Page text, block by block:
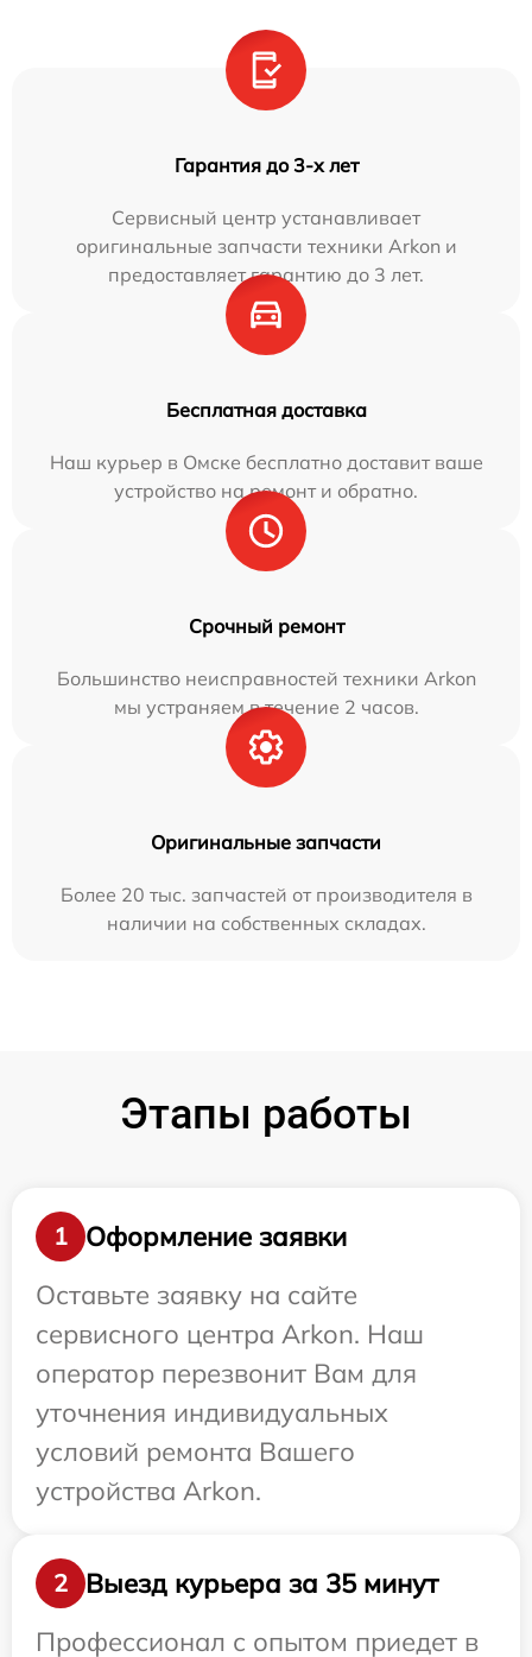
Гарантия до 3-х лет
Сервисный центр устанавливает
оригинальные запчасти техники Arkon и
предоставляет гарантию до 3 лет.
Бесплатная доставка
Наш курьер в Омске бесплатно доставит ваше
устройство на ремонт и обратно.
Срочный ремонт
Большинство неисправностей техники Arkon
мы устраняем в течение 2 часов.
Оригинальные запчасти
Более 20 тыс. запчастей от производителя в
наличии на собственных складах.
Этапы работы
1
Оформление заявки
Оставьте заявку на сайте
сервисного центра Arkon. Наш
оператор перезвонит Вам для
уточнения индивидуальных
условий ремонта Вашего
устройства Arkon.
2
Выезд курьера за 35 минут
Профессионал с опытом приедет в